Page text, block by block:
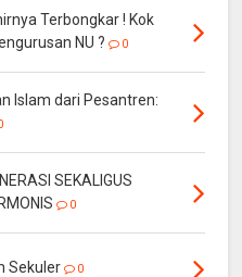
Terbongkar ! Kok
NU ?
0
Islam dari Pesantren:
SEKALIGUS
0
Sekuler 0